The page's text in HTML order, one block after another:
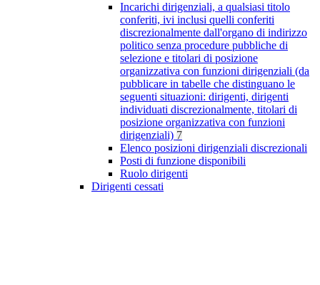
Incarichi dirigenziali, a qualsiasi titolo
conferiti, ivi inclusi quelli conferiti
discrezionalmente dall'organo di indirizzo
politico senza procedure pubbliche di
selezione e titolari di posizione
organizzativa con funzioni dirigenziali (da
pubblicare in tabelle che distinguano le
seguenti situazioni: dirigenti, dirigenti
individuati discrezionalmente, titolari di
posizione organizzativa con funzioni
dirigenziali) 7
Elenco posizioni dirigenziali discrezionali
Posti di funzione disponibili
Ruolo dirigenti
Dirigenti cessati